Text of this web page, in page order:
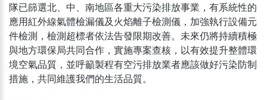
隊已篩選北、中、南地區各重大污染排放事業，有系統性的
應用紅外線氣體檢漏儀及火焰離子檢測儀，加強執行設備元
件檢測，檢測超標者依法告發限期改善。未來仍將持續積極
與地方環保局共同合作，實施專案查核，以有效提升整體環
境空氣品質，並呼籲製程有空污排放業者應該做好污染防制
措施，共同維護我們的生活品質。